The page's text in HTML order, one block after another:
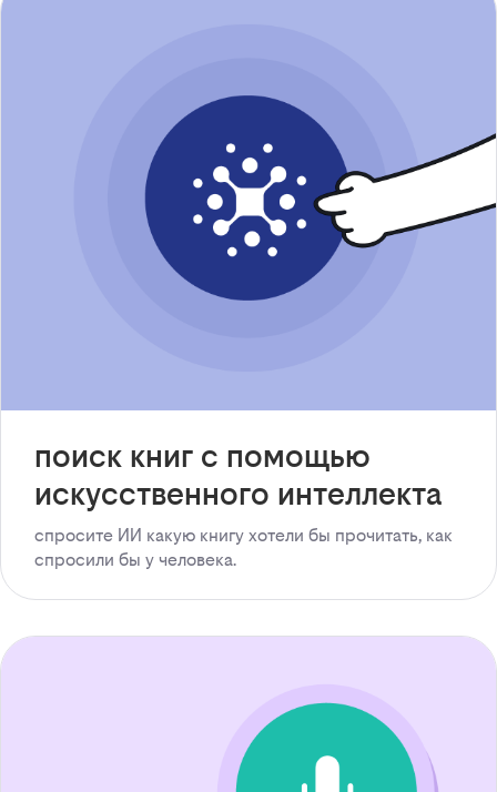
поиск книг с помощью
искусственного интеллекта
спросите ИИ какую книгу хотели бы прочитать, как
спросили бы у человека.